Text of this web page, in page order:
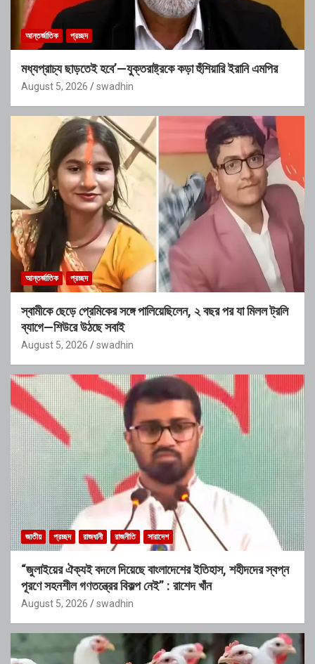
আন্তর্জাতিক প্রচ্ছদ
মধ্যপ্রাচ্য ছাড়তেই হবে’—যুক্তরাষ্ট্রকে কড়া হুঁশিয়ারি ইরানি এমপির
August 5, 2026 swadhin
আন্তর্জাতিক প্রচ্ছদ
স্বামীকে ছেড়ে প্রেমিকের সঙ্গে পালিয়েছিলেন, ২ বছর পর যা মিলল ট্রলি
ব্যাগে—শিউরে উঠছে সবাই
August 5, 2026 swadhin
জাতীয় প্রচ্ছদ রাজধানী রাজনীতি সারাদেশ
“জুলাইয়ের ঐক্যই বদলে দিয়েছে বাংলাদেশের ইতিহাস, শহীদদের স্বপ্ন
পূরণে সহনশীল গণতন্ত্রের বিকল্প নেই” : রাশেদ খাঁন
August 5, 2026 swadhin